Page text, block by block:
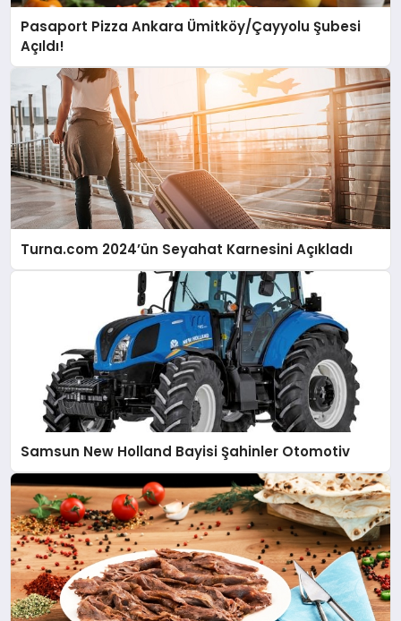
Pasaport Pizza Ankara Ümitköy/Çayyolu Şubesi
Açıldı!
Turna.com 2024’ün Seyahat Karnesini Açıkladı
Samsun New Holland Bayisi Şahinler Otomotiv